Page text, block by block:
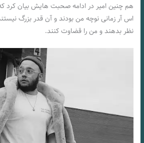
هم چنین امیر در ادامه صحبت‌ هایش بیان کرد که
اس آر زمانی نوچه من بودند و آن قدر بزرگ
نظر بدهند و من را قضاوت کنند.